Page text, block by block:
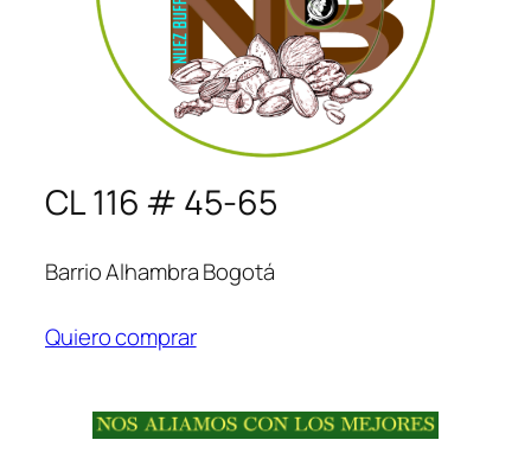
CL 116 # 45-65
Barrio Alhambra Bogotá
Quiero comprar